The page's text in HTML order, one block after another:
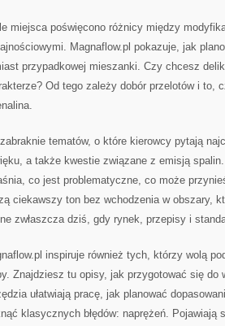
miejsca poświęcono różnicy między
Magnaflow.pl pokazuje, jak
przypadkowej mieszanki. Czy chcesz
Od tego zależy dobór przelotów i to,
tematów, o które kierowcy pytają
a także kwestie związane z emisją
co jest problematyczne, co może
ciekawszy ton bez wchodzenia w obszary,
zwłaszcza dziś, gdy rynek, przepisy i
inspiruje również tych, którzy wolą
Znajdziesz tu opisy, jak przygotować się do
ułatwiają pracę, jak planować
klasycznych błędów: naprężeń. Pojawiają